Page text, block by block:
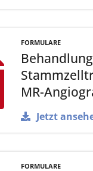
FORMULARE
MR-
Jetzt
FORMULARE